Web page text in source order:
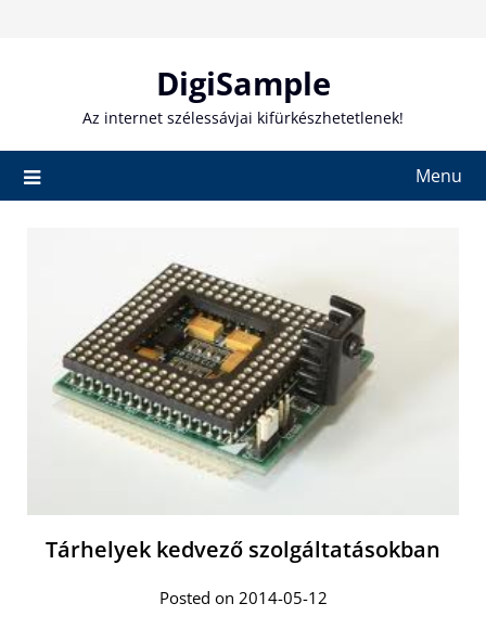
DigiSample
Az internet szélessávjai kifürkészhetetlenek!
Menu
Tárhelyek kedvező szolgáltatásokban
Posted on 2014-05-12